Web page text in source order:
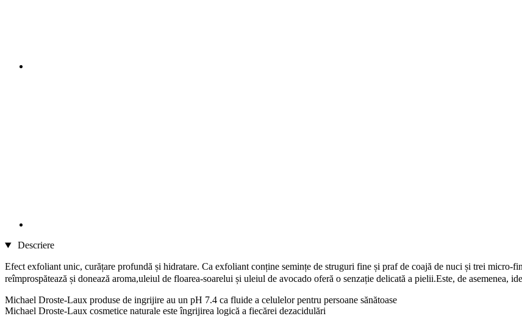
Descriere
Efect exfoliant unic, curățare profundă și hidratare. Ca exfoliant conține semințe de struguri fine și prafde coajă de nuci și trei micro-
reîmprospătează și donează aroma,uleiul de floarea-soarelui și uleiul de avocado oferă o senzație delicată a pielii.Este, de asemenea,
Michael Droste-Laux produse de ingrijire au un pH 7.4 ca fluide a celulelor pentru persoane sănătoase
Michael Droste-Laux cosmetice naturale este îngrijirea logică a fiecărei dezacidulări